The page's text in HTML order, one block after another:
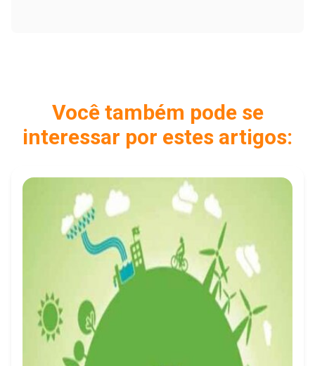
Você também pode se
interessar por estes artigos: